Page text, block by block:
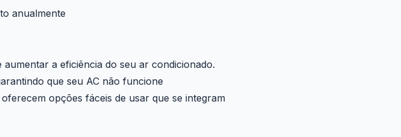
anualmente
a eficiência do seu ar condicionado.
que seu AC não funcione
opções fáceis de usar que se integram